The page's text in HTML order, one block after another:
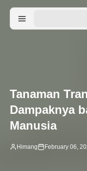
Tanaman
Dampaknya
Manusia
Himang February 06,